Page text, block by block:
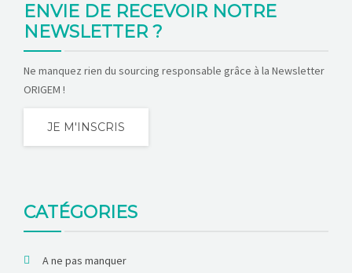
ENVIE DE RECEVOIR NOTRE
NEWSLETTER ?
Ne manquez rien du sourcing responsable grâce à la Newsletter
ORIGEM !
JE M'INSCRIS
CATÉGORIES
A ne pas manquer